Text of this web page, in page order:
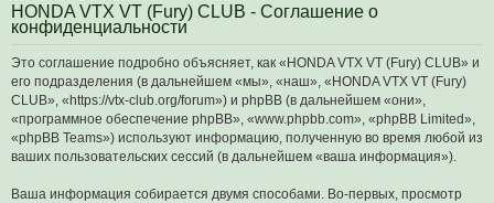
HONDA VTX VT (Fury) CLUB - Соглашение о
конфиденциальности
Это соглашение подробно объясняет, как «HONDA VTX VT (Fury) CLUB» и
его подразделения (в дальнейшем «мы», «наш», «HONDA VTX VT (Fury)
CLUB», «https://vtx-club.org/forum») и phpBB (в дальнейшем «они»,
«программное обеспечение phpBB», «www.phpbb.com», «phpBB Limited»,
«phpBB Teams») используют информацию, полученную во время любой из
ваших пользовательских сессий (в дальнейшем «ваша информация»).
Ваша информация собирается двумя способами. Во-первых, просмотр